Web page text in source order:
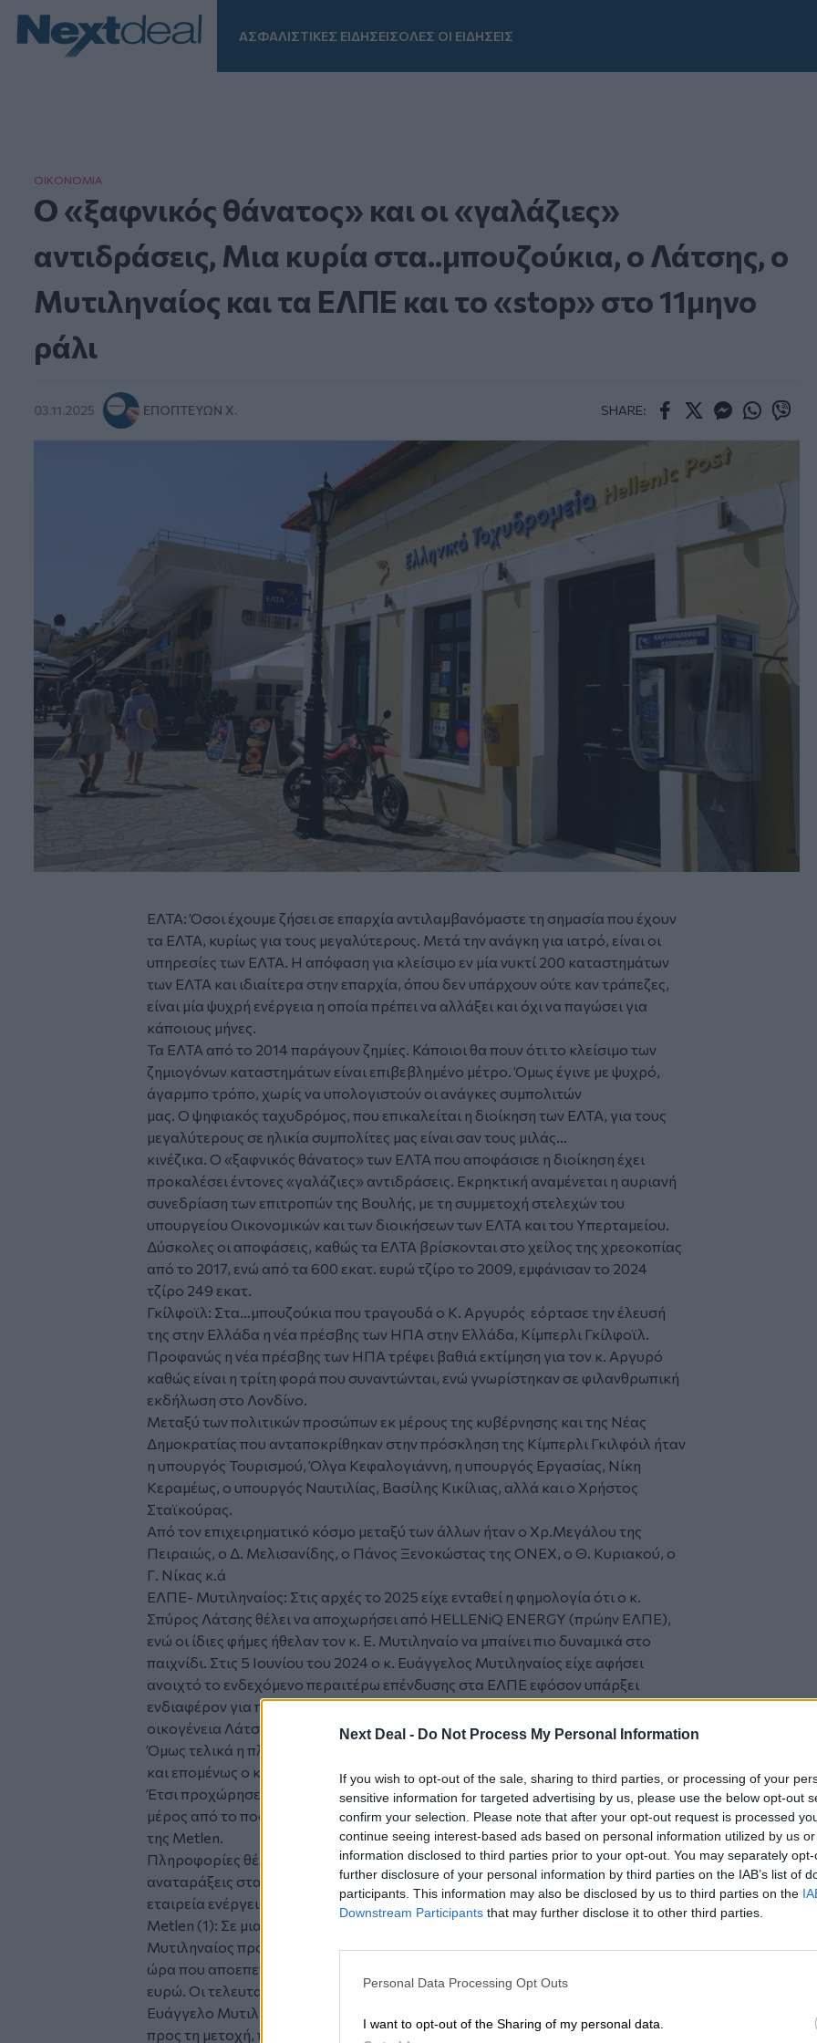
Next Deal - Do Not Process My Personal Information
If you wish to opt-out of the sale, sharing to third parties, or processing of your
sensitive information for targeted advertising by us, please use the below opt-out
confirm your selection. Please note that after your opt-out request is processed
continue seeing interest-based ads based on personal information utilized by us
information disclosed to third parties prior to your opt-out. You may separately
further disclosure of your personal information by third parties on the IAB’s list of
participants. This information may also be disclosed by us to third parties on the
Downstream Participants that may further disclose it to other third parties.
Personal Data Processing Opt Outs
I want to opt-out of the Sharing of my personal data.
ΑΣΦΑΛΙΣΤΙΚΕΣ ΕΙΔΗΣΕΙΣΟΛΕΣ ΟΙ ΕΙΔΗΣΕΙΣ
ΟΙΚΟΝΟΜΙΑ
Ο «ξαφνικός θάνατος» και οι «γαλάζιες»
αντιδράσεις, Μια κυρία στα..μπουζούκια, ο Λάτσης, ο
Μυτιληναίος και τα ΕΛΠΕ και το «stop» στο 11μηνο
ράλι
03.11.2025 ΕΠΟΠΤΕΎΩΝ Χ. SHARE:
ΕΛΤΑ: Όσοι έχουμε ζήσει σε επαρχία αντιλαμβανόμαστε τη σημασία που έχουν
τα ΕΛΤΑ, κυρίως για τους μεγαλύτερους. Μετά την ανάγκη για ιατρό, είναι οι
υπηρεσίες των ΕΛΤΑ. Η απόφαση για κλείσιμο εν μία νυκτί 200 καταστημάτων
των ΕΛΤΑ και ιδιαίτερα στην επαρχία, όπου δεν υπάρχουν ούτε καν τράπεζες,
είναι μία ψυχρή ενέργεια η οποία πρέπει να αλλάξει και όχι να παγώσει για
κάποιους μήνες.
Τα ΕΛΤΑ από το 2014 παράγουν ζημίες. Κάποιοι θα πουν ότι το κλείσιμο των
ζημιογόνων καταστημάτων είναι επιβεβλημένο μέτρο. Όμως έγινε με ψυχρό,
άγαρμπο τρόπο, χωρίς να υπολογιστούν οι ανάγκες συμπολιτών
μας. O ψηφιακός ταχυδρόμος, που επικαλείται η διοίκηση των ΕΛΤΑ, για τους
μεγαλύτερους σε ηλικία συμπολίτες μας είναι σαν τους μιλάς…
κινέζικα. O «ξαφνικός θάνατος» των ΕΛΤΑ που αποφάσισε η διοίκηση έχει
προκαλέσει έντονες «γαλάζιες» αντιδράσεις. Εκρηκτική αναμένεται η αυριανή
συνεδρίαση των επιτροπών της Βουλής, με τη συμμετοχή στελεχών του
υπουργείου Οικονομικών και των διοικήσεων των ΕΛΤΑ και του Υπερταμείου.
Δύσκολες οι αποφάσεις, καθώς τα ΕΛΤΑ βρίσκονται στο χείλος της χρεοκοπίας
από το 2017, ενώ από τα 600 εκατ. ευρώ τζίρο το 2009, εμφάνισαν το 2024
τζίρο 249 εκατ.
Γκίλφοϊλ: Στα…μπουζούκια που τραγουδά ο Κ. Αργυρός εόρτασε την έλευσή
της στην Ελλάδα η νέα πρέσβης των ΗΠΑ στην Ελλάδα, Κίμπερλι Γκίλφοϊλ.
Προφανώς η νέα πρέσβης των ΗΠΑ τρέφει βαθιά εκτίμηση για τον κ. Αργυρό
καθώς είναι η τρίτη φορά που συναντώνται, ενώ γνωρίστηκαν σε φιλανθρωπική
εκδήλωση στο Λονδίνο.
Μεταξύ των πολιτικών προσώπων εκ μέρους της κυβέρνησης και της Νέας
Δημοκρατίας που ανταποκρίθηκαν στην πρόσκληση της Κίμπερλι Γκιλφόιλ ήταν
η υπουργός Τουρισμού, Όλγα Κεφαλογιάννη, η υπουργός Εργασίας, Νίκη
Κεραμέως, ο υπουργός Ναυτιλίας, Βασίλης Κικίλιας, αλλά και ο Χρήστος
Σταϊκούρας.
Από τον επιχειρηματικό κόσμο μεταξύ των άλλων ήταν ο Χρ.Μεγάλου της
Πειραιώς, ο Δ. Μελισανίδης, ο Πάνος Ξενοκώστας της ΟΝΕΧ, ο Θ. Κυριακού, ο
Γ. Νίκας κ.ά
ΕΛΠΕ- Μυτιληναίος: Στις αρχές το 2025 είχε ενταθεί η φημολογία ότι ο κ.
Σπύρος Λάτσης θέλει να αποχωρήσει από HELLENiQ ENERGY (πρώην ΕΛΠΕ),
ενώ οι ίδιες φήμες ήθελαν τον κ. Ε. Μυτιληναίο να μπαίνει πιο δυναμικά στο
παιχνίδι. Στις 5 Ιουνίου του 2024 ο κ. Ευάγγελος Μυτιληναίος είχε αφήσει
ανοιχτό το ενδεχόμενο περαιτέρω επένδυσης στα ΕΛΠΕ εφόσον υπάρξει
ενδιαφέρον για πώληση από τους βασικούς μετόχους, το Δημόσιο και την
οικογένεια Λάτση.
Όμως τελικά η πλευρά Λάτση δεν πουλάει όπως είχε ακουστεί στο παρελθόν
και επομένως ο κ.Μυτιληναίος δεν έχει λόγο να αγοράζει ή να κρατάει μετοχές.
Έτσι προχώρησε σε αποεπένδυση του 3,7% των μετοχών των ΕΛΠΕ και ένα
μέρος από το ποσό των 86 εκατ. ευρώ πηγαίνει με σκπό τη στήριξη της μετοχής
της Metlen.
Πληροφορίες θέλουν την κυβέρνηση να ασκεί πιέσεις με στόχο να μην γίνουν
αναταράξεις στα ΕΛΠΕ την στιγμή που τα ΕΛΠΕ είναι κάτι περισσότερο από μια
εταιρεία ενέργειας, μετά την συνεργασία τους με την αμερικανική Chevron.
Metlen (1): Σε μια κίνηση στήριξης της μετοχής της Metlen, ο Ευάγγελος
Μυτιληναίος προχώρησε σε αγορές ιδίων μετοχών άνω των 3,3 εκατ. ευρώ, την
ώρα που αποεπενδύει από τη Helleniq Energy μέσω placement ύψους 86 εκατ.
ευρώ. Οι τελευταίες διαδοχικές αγορές πακέτων μετοχών της Metlen από τον
Ευάγγελο Μυτιληναίο αποτελούν κίνηση έμπρακτης στήριξης της διοίκησης
προς τη μετοχή, που δέχτηκε πιέσεις το προηγούμενο διάστημα. Να θυμίσουμε